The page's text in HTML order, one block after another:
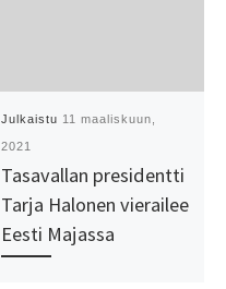
Julkaistu 11 maaliskuun,
2021
Tasavallan presidentti
Tarja Halonen vierailee
Eesti Majassa